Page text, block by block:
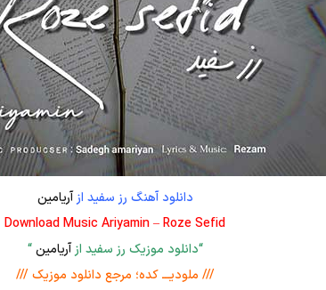
دانلود آهنگ رز سفید ازآریامین
Download Music Ariyamin – Roze Sefid
“دانلود موزیک رز سفید ازآریامین“
/// ملودیـــ کده؛ مرجع دانلود موزیک ///